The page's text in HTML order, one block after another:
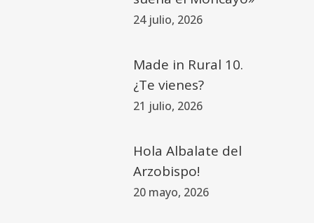
24 julio, 2026
Made in Rural 10.
¿Te vienes?
21 julio, 2026
Hola Albalate del
Arzobispo!
20 mayo, 2026